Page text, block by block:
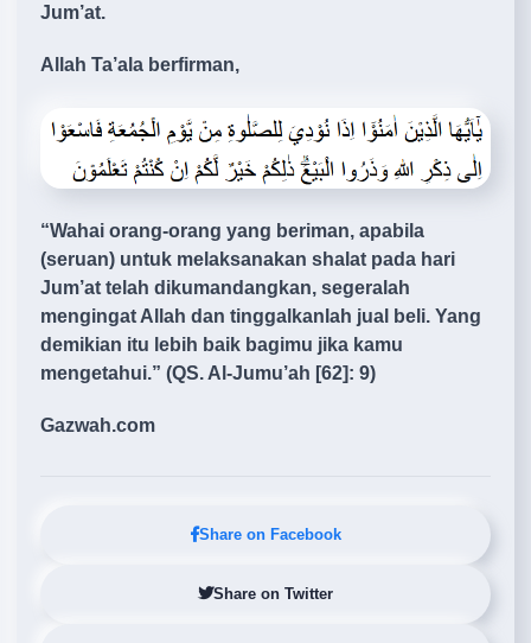
Jum’at.
Allah Ta’ala berfirman,
“Wahai orang-orang yang beriman, apabila
(seruan) untuk melaksanakan shalat pada hari
Jum’at telah dikumandangkan, segeralah
mengingat Allah dan tinggalkanlah jual beli. Yang
demikian itu lebih baik bagimu jika kamu
mengetahui.” (QS. Al-Jumu’ah [62]: 9)
Gazwah.com
Share on Facebook
Share on Twitter